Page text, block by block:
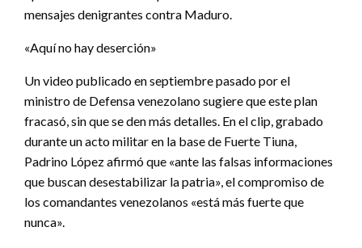
mensajes denigrantes contra Maduro.
«Aquí no hay deserción»
Un video publicado en septiembre pasado por el
ministro de Defensa venezolano sugiere que este plan
fracasó, sin que se den más detalles. En el clip, grabado
durante un acto militar en la base de Fuerte Tiuna,
Padrino López afirmó que «ante las falsas informaciones
que buscan desestabilizar la patria», el compromiso de
los comandantes venezolanos «está más fuerte que
nunca».